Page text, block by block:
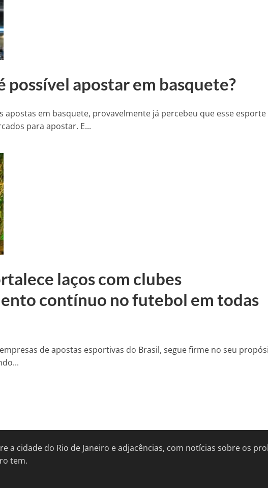
possível apostar em basquete?
apostas em basquete, provavelmente já percebeu que esse esporte
para apostar. E...
laços com clubes
contínuo no futebol em todas
de apostas esportivas do Brasil, segue firme no seu
a cidade do Rio de Janeiro e adjacências, com notícias sobre os
tem.